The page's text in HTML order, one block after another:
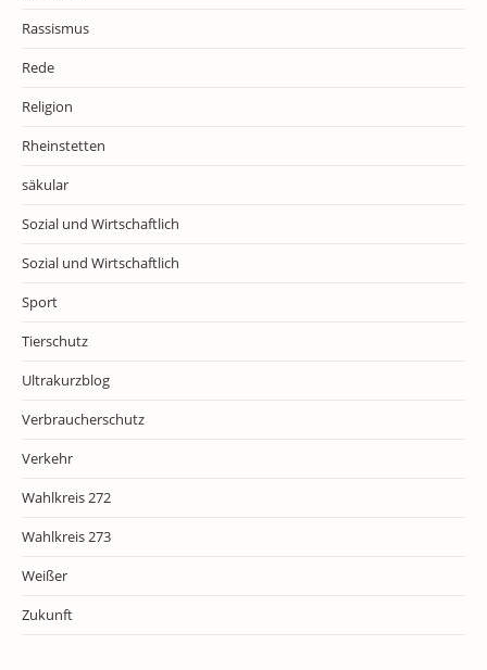
Rassismus
Rede
Religion
Rheinstetten
säkular
Sozial und Wirtschaftlich
Sozial und Wirtschaftlich
Sport
Tierschutz
Ultrakurzblog
Verbraucherschutz
Verkehr
Wahlkreis 272
Wahlkreis 273
Weißer
Zukunft